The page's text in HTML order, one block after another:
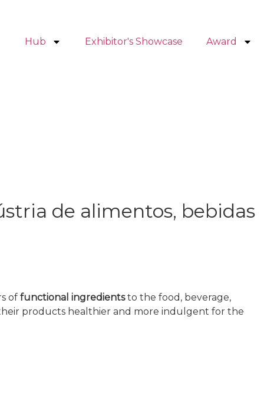
Hub Exhibitor's Showcase Award
de alimentos, bebidas
of functional ingredientsto the food, beverage,
products healthier and more indulgent for the